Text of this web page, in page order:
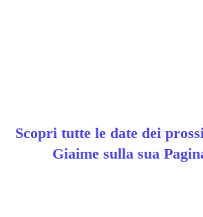
Scopri tutte le date dei
Giaime sulla sua